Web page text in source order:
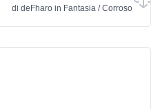
di deFharo in Fantasia /Corroso